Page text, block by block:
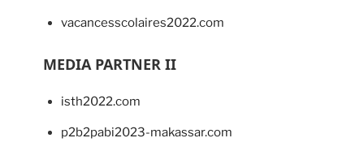
vacancesscolaires2022.com
MEDIA PARTNER II
isth2022.com
p2b2pabi2023-makassar.com